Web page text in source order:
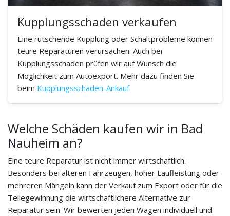
Kupplungsschaden verkaufen
Eine rutschende Kupplung oder Schaltprobleme können
teure Reparaturen verursachen. Auch bei
Kupplungsschaden prüfen wir auf Wunsch die
Möglichkeit zum Autoexport. Mehr dazu finden Sie
beim Kupplungsschaden-Ankauf.
Welche Schäden kaufen wir in Bad
Nauheim an?
Eine teure Reparatur ist nicht immer wirtschaftlich.
Besonders bei älteren Fahrzeugen, hoher Laufleistung oder
mehreren Mängeln kann der Verkauf zum Export oder für die
Teilegewinnung die wirtschaftlichere Alternative zur
Reparatur sein. Wir bewerten jeden Wagen individuell und